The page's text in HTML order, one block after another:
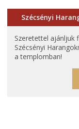
Szécsényi
Szeretettel ajánljuk
Szécsényi
a templomban!